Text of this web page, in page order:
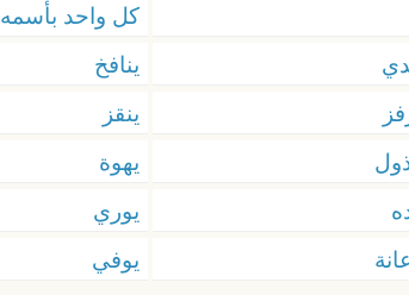
كل واحد بأسمه
ينافخ
ينقز
يهوة
يوري
يوفي